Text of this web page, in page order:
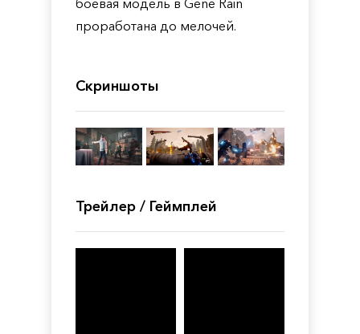
боевая модель в Gene Rain
проработана до мелочей.
Скриншоты
Трейлер / Геймплей